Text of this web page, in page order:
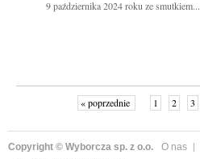
9 października 2024 roku ze smutkiem...
« poprzednie 1 2 3
Copyright © Wyborcza sp. z o.o. O nas